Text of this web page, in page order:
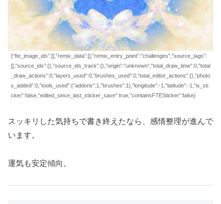
{“fte_image_ids”:[],”remix_data”:[],”remix_entry_point”:”challenges”,”source_tags”:
[],”source_ids”:{},”source_ids_track”:{},”origin”:”unknown”,”total_draw_time”:0,”total
_draw_actions”:0,”layers_used”:0,”brushes_used”:0,”total_editor_actions”:{},”photo
s_added”:0,”tools_used”:{“addons”:1,”brushes”:1},”longitude”:-1,”latitude”:-1,”is_sti
cker”:false,”edited_since_last_sticker_save”:true,”containsFTESticker”:false}
スッキリした気持ちで書き終えたなら、感情整理が進んで
います。
運気も安定傾向。